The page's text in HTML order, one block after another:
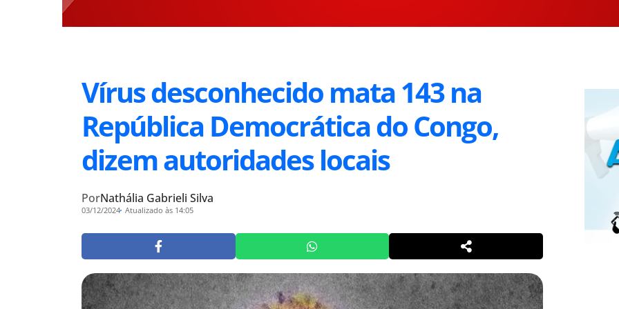
Vírus desconhecido mata 143 na
República Democrática do Congo,
dizem autoridades locais
PorNathália Gabrieli Silva
03/12/2024 Atualizado às 14:05